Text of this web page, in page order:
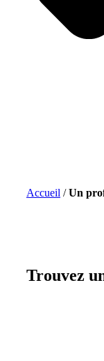
Accueil /Un
Trouvez